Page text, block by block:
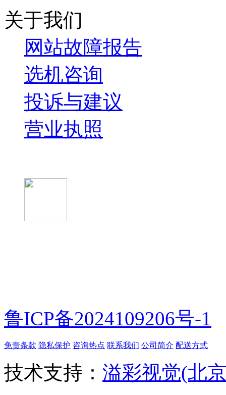
关于我们
网站故障报告
选机咨询
投诉与建议
营业执照
鲁ICP备2024109206号-1
免责条款 隐私保护 咨询热点 联系我们 公司简介 配送方式
技术支持： 溢彩视觉(北